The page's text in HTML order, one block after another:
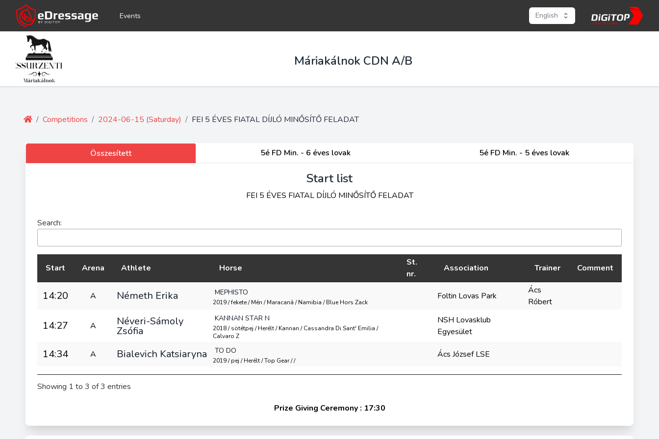
Events English
Máriakálnok CDN A/B
/ Competitions / 2024-06-15 (Saturday) / FEI 5 ÉVES FIATAL DÍJLÓ MINŐSÍTŐ FELADAT
Összesített 5é FD Min. - 6 éves lovak 5é FD Min. - 5 éves lovak
Start list
FEI 5 ÉVES FIATAL DÍJLÓ MINŐSÍTŐ FELADAT
Search:
Start Arena Athlete Horse
St.
nr.
Association Trainer Comment
14:20 A Németh Erika MEPHISTO
2019 / fekete / Mén / Maracaná / Namibia / Blue Hors Zack
Foltin Lovas Park
Ács
Róbert
14:27 A Néveri-Sámoly
Zsófia
KANNAN STAR N
2018 / sötétpej / Herélt / Kannan / Cassandra Di Sant' Emilia /
Calvaro Z
NSH Lovasklub
Egyesület
14:34 A Bialevich Katsiaryna TO DO
2019 / pej / Herélt / Top Gear / /
Ács József LSE
Showing 1 to 3 of 3 entries
Prize Giving Ceremony : 17:30